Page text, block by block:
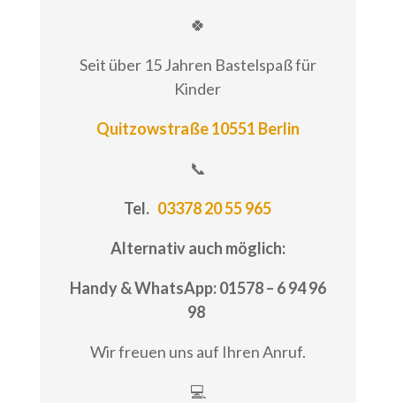
🍀
Seit über 15 Jahren Bastelspaß für
Kinder
Quitzowstraße 10551 Berlin
📞
Tel. 03378 20 55 965
Alternativ auch möglich:
Handy & WhatsApp: 01578 – 6 94 96
98
Wir freuen uns auf Ihren Anruf.
💻